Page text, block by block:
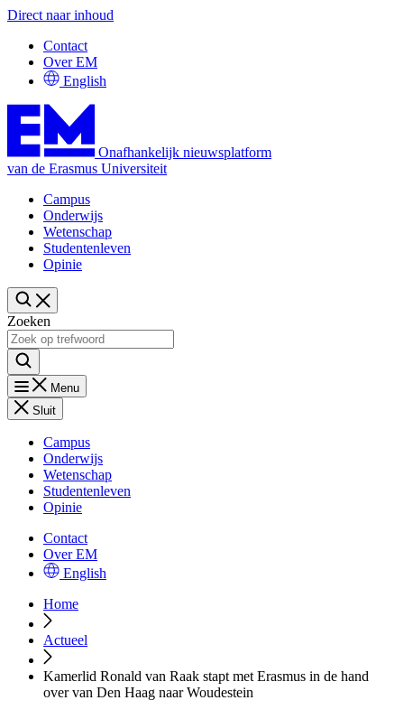
Direct naar inhoud
Contact
Over EM
English
Onafhankelijk nieuwsplatform
van de Erasmus Universiteit
Campus
Onderwijs
Wetenschap
Studentenleven
Opinie
Zoeken
Menu
Sluit
Campus
Onderwijs
Wetenschap
Studentenleven
Opinie
Contact
Over EM
English
Home
Actueel
Kamerlid Ronald van Raak stapt met Erasmus in de hand
over van Den Haag naar Woudestein